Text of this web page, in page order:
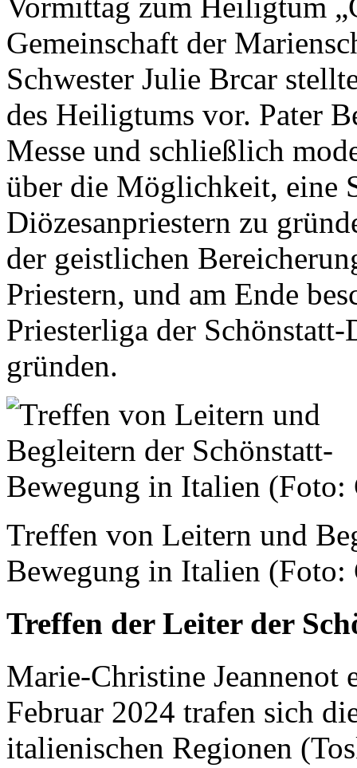
Gemeinschaft der
Schwester Julie Brcar
des Heiligtums vor. Pater
Messe und schließlich
über die Möglichkeit, eine
Diözesanpriestern zu
der geistlichen
Priestern, und am Ende
Priesterliga der
gründen.
Treffen von Leitern und
Bewegung in Italien (Foto:
Treffen der Leiter der
Marie-Christine Jeannenot
Februar 2024 trafen sich
italienischen Regionen